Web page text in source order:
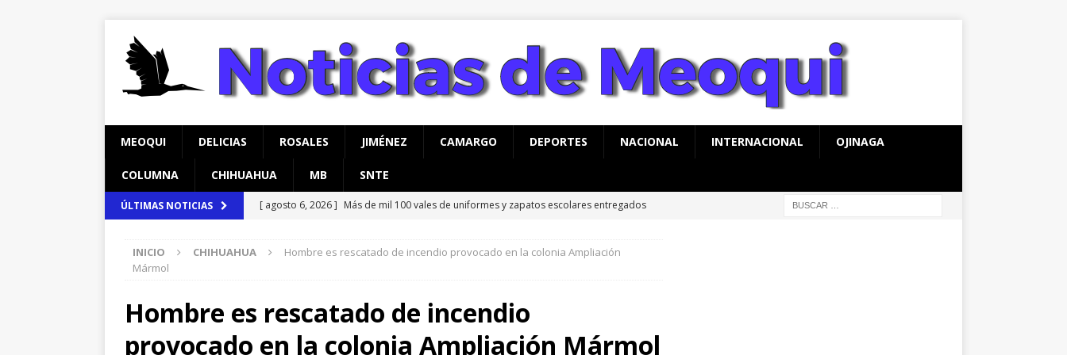
MEOQUI DELICIAS ROSALES JIMÉNEZ CAMARGO DEPORTES NACIONAL INTERNACIONAL OJINAGA
COLUMNA CHIHUAHUA MB SNTE
ÚLTIMAS NOTICIAS [ agosto 6, 2026 ] Más de mil 100 vales de uniformes y zapatos escolares entregados
[ agosto 6, 2026 ] Marco Bonilla inaugura el Paso Superior de Fuerza Aérea y carretera
[ agosto 6, 2026 ] Marco Bonilla cumple: inaugura el Paso Superior de Fuerza Aérea y
carretera Aldama
CHIHUAHUA
INICIO CHIHUAHUA
Hombre es rescatado de incendio provocado en la colonia Ampliación
Mármol
Hombre es rescatado de incendio
provocado en la colonia Ampliación Mármol